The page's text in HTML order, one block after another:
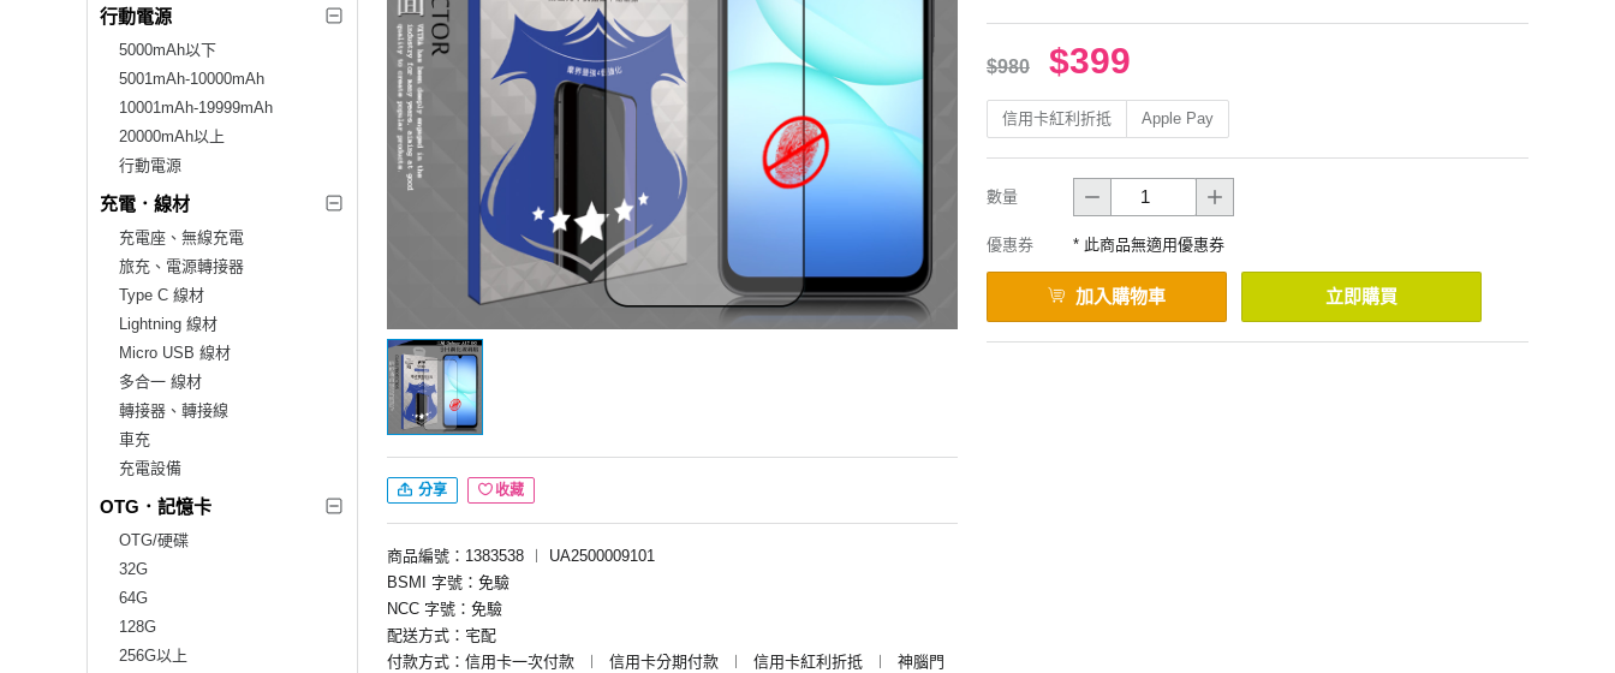
行動電源
5000mAh以下
5001mAh-10000mAh
10001mAh-19999mAh
20000mAh以上
行動電源
充電．線材
充電座、無線充電
旅充、電源轉接器
Type C 線材
Lightning 線材
Micro USB 線材
多合一 線材
轉接器、轉接線
車充
充電設備
OTG．記憶卡
OTG/硬碟
32G
64G
128G
256G以上
分享 收藏
商品編號：1383538 ︱
UA2500009101
BSMI 字號：免驗
NCC 字號：免驗
配送方式：宅配
付款方式：信用卡一次付款
︱ 信用卡分期付款 ︱ 信用卡紅利折抵 ︱
神腦門
$980 $399
信用卡紅利折抵 Apple Pay
數量
優惠券 * 此商品無適用優惠券
加入購物車 立即購買